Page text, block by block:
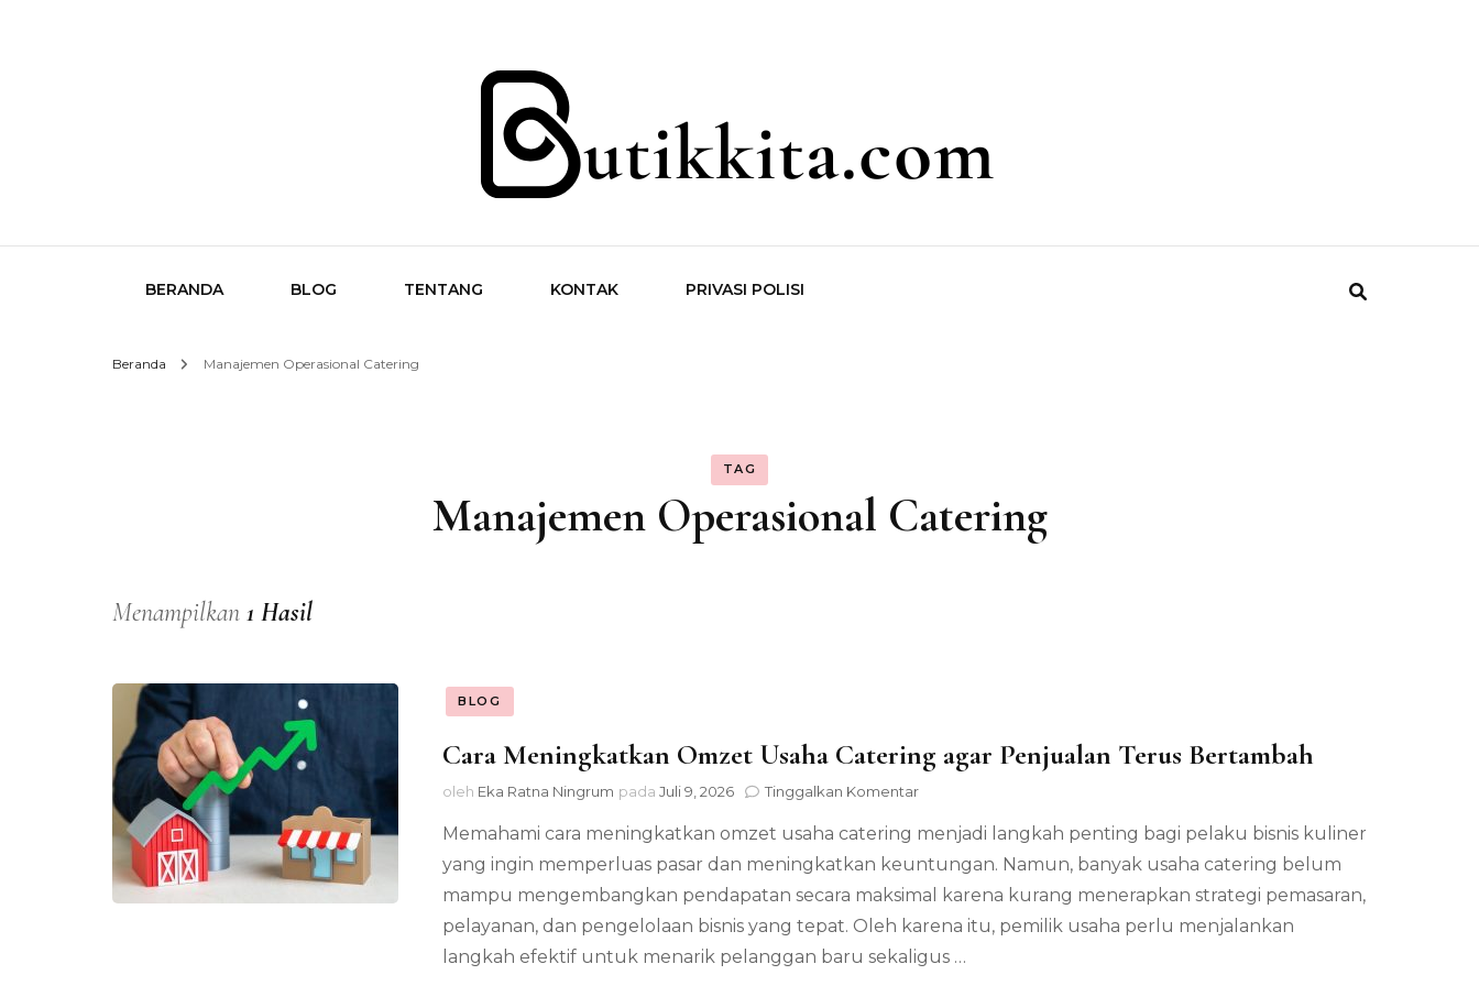
butikkita.com
BERANDA BLOG TENTANG KONTAK PRIVASI POLISI
Beranda Manajemen Operasional Catering
TAG
Manajemen Operasional Catering
Menampilkan 1 Hasil
BLOG
Cara Meningkatkan Omzet Usaha Catering agar Penjualan Terus Bertambah
oleh Eka Ratna Ningrum pada Juli 9, 2026 Tinggalkan Komentarpada
Meningkatkan
Omzet
Usaha
Catering
agar
Terus
Memahami cara meningkatkan omzet usaha catering menjadi langkah penting bagi pelaku bisnis kuliner
yang ingin memperluas pasar dan meningkatkan keuntungan. Namun, banyak usaha catering belum
mampu mengembangkan pendapatan secara maksimal karena kurang menerapkan strategi pemasaran,
pelayanan, dan pengelolaan bisnis yang tepat. Oleh karena itu, pemilik usaha perlu menjalankan
langkah efektif untuk menarik pelanggan baru sekaligus …